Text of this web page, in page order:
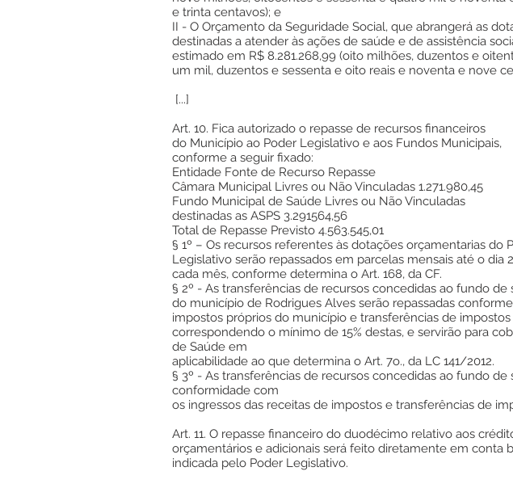
e trinta centavos); e
II - O Orçamento da Seguridade Social, que abrangerá as
destinadas a atender às ações de saúde e de assistência
estimado em R$ 8.281.268,99 (oito milhões, duzentos e
um mil, duzentos e sessenta e oito reais e noventa e nove
[...]
Art. 10. Fica autorizado o repasse de recursos financeiros
do Município ao Poder Legislativo e aos Fundos Municipais,
conforme a seguir fixado:
Entidade Fonte de Recurso Repasse
Câmara Municipal Livres ou Não Vinculadas 1.271.980,45
Fundo Municipal de Saúde Livres ou Não Vinculadas
destinadas as ASPS 3.291564,56
Total de Repasse Previsto 4.563.545,01
§ 1º – Os recursos referentes às dotações orçamentarias do
Legislativo serão repassados em parcelas mensais até o dia
cada mês, conforme determina o Art. 168, da CF.
§ 2º - As transferências de recursos concedidas ao fundo de
do município de Rodrigues Alves serão repassadas
impostos próprios do município e transferências de impostos
correspondendo o mínimo de 15% destas, e servirão para
de Saúde em
aplicabilidade ao que determina o Art. 7o., da LC 141/2012.
§ 3º - As transferências de recursos concedidas ao fundo
conformidade com
os ingressos das receitas de impostos e transferências de
Art. 11. O repasse financeiro do duodécimo relativo aos
orçamentários e adicionais será feito diretamente em conta
indicada pelo Poder Legislativo.